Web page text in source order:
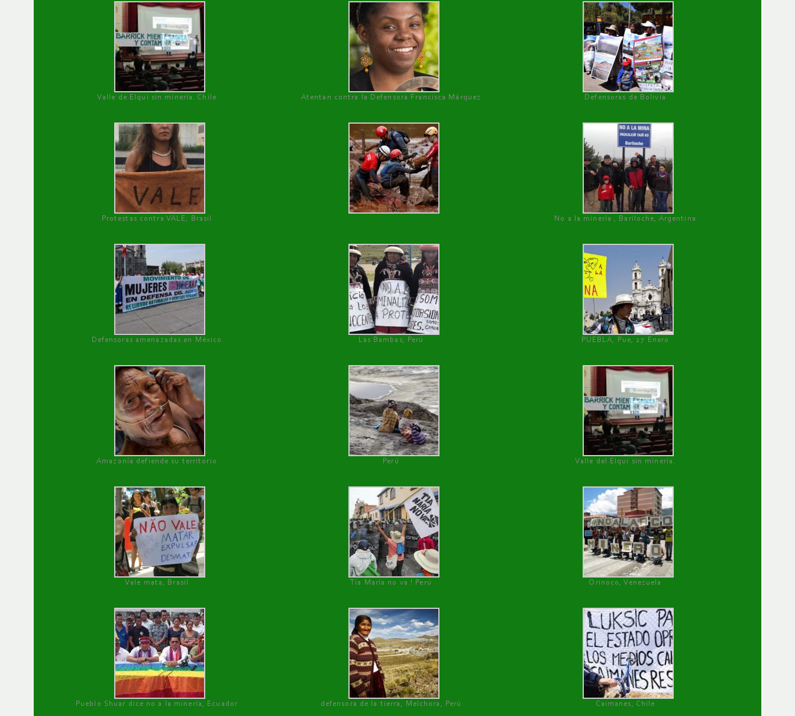
Valle de Elqui sin minería. Chile Atentan contra la Defensora Francisca Márquez Defensoras de Bolivia
Protestas contra VALE, Brasil No a la minería , Bariloche, Argentina
Defensoras amenazadas en México Las Bambas, Perú PUEBLA, Pue, 27 Enero
Amazonía defiende su territorio Perú Valle del Elqui sin minería.
Vale mata, Brasil Tía María no va ! Perú Orinoco, Venezuela
Pueblo Shuar dice no a la minería, Ecuador defensora de la tierra, Melchora, Perú Caimanes, Chile